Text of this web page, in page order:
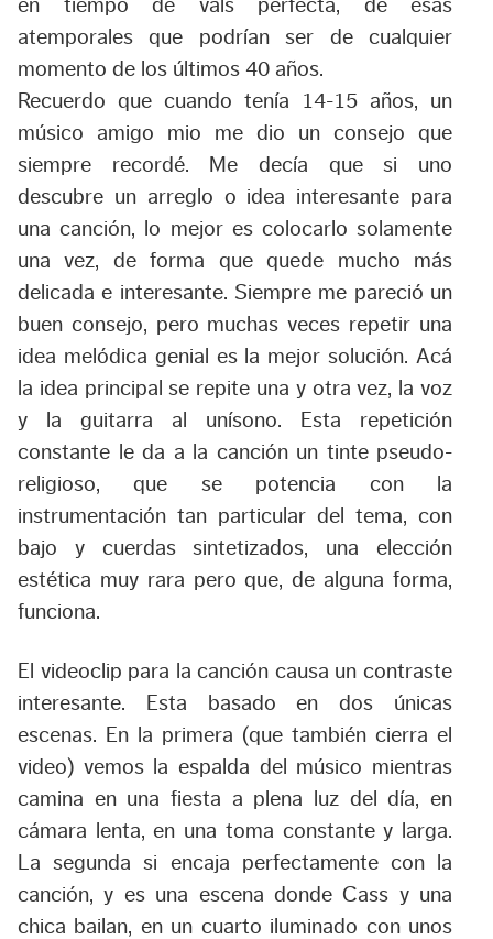
en tiempo de vals perfecta, de esas
atemporales que podrían ser de cualquier
momento de los últimos 40 años.
Recuerdo que cuando tenía 14-15 años, un
músico amigo mio me dio un consejo que
siempre recordé. Me decía que si uno
descubre un arreglo o idea interesante para
una canción, lo mejor es colocarlo solamente
una vez, de forma que quede mucho más
delicada e interesante. Siempre me pareció un
buen consejo, pero muchas veces repetir una
idea melódica genial es la mejor solución. Acá
la idea principal se repite una y otra vez, la voz
y la guitarra al unísono. Esta repetición
constante le da a la canción un tinte pseudo-
religioso, que se potencia con la
instrumentación tan particular del tema, con
bajo y cuerdas sintetizados, una elección
estética muy rara pero que, de alguna forma,
funciona.
El videoclip para la canción causa un contraste
interesante. Esta basado en dos únicas
escenas. En la primera (que también cierra el
video) vemos la espalda del músico mientras
camina en una fiesta a plena luz del día, en
cámara lenta, en una toma constante y larga.
La segunda si encaja perfectamente con la
canción, y es una escena donde Cass y una
chica bailan, en un cuarto iluminado con unos